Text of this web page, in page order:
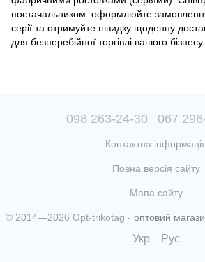
постачальником: оформлюйте
серії та отримуйте швидку щоденну
для безперебійної торгівлі вашого бізнесу.
098 263-24-30 067
Контактна
Повна версія сайту
Мапа сайту
© 2014—2026 Opt-trikotag - оптовий
Укр Рус